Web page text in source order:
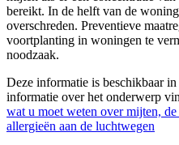
bereikt. In de helft van de
overschreden. Preventieve
voortplanting in woningen te
noodzaak.
Deze informatie is beschikbaar
informatie over het onderwerp
wat u moet weten over mijten,
allergieën aan de luchtwegen